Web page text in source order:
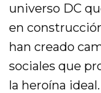
universo DC
en
han creado
sociales que
la heroína ideal.